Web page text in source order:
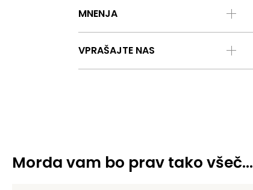
MNENJA
VPRAŠAJTE NAS
Morda vam bo prav tako všeč…